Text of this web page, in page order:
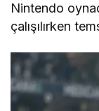
Nintendo
çalışılırken